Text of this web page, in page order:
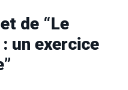
de “Le
un exercice